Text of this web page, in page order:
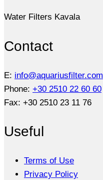
Water Filters Kavala
Contact
E: info@aquariusfilter.com
Phone: +30 2510 22 60 60
Fax: +30 2510 23 11 76
Useful
Terms of Use
Privacy Policy